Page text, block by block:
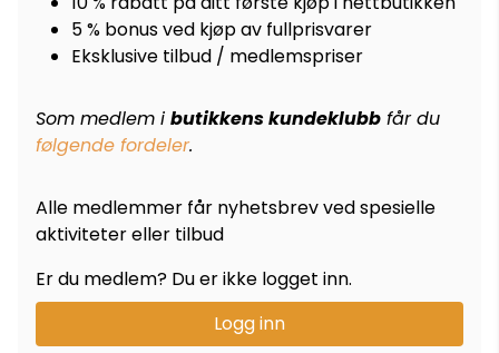
5 % bonus ved kjøp av fullprisvarer
Eksklusive tilbud / medlemspriser
Som medlem i butikkens kundeklubb får du
følgende fordeler.
Alle medlemmer får nyhetsbrev ved spesielle
aktiviteter eller tilbud
Er du medlem? Du er ikke logget inn.
Logg inn